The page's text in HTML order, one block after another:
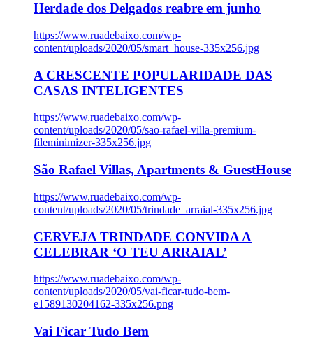
Herdade dos Delgados reabre em junho
https://www.ruadebaixo.com/wp-
content/uploads/2020/05/smart_house-335x256.jpg
A CRESCENTE POPULARIDADE DAS
CASAS INTELIGENTES
https://www.ruadebaixo.com/wp-
content/uploads/2020/05/sao-rafael-villa-premium-
fileminimizer-335x256.jpg
São Rafael Villas, Apartments & GuestHouse
https://www.ruadebaixo.com/wp-
content/uploads/2020/05/trindade_arraial-335x256.jpg
CERVEJA TRINDADE CONVIDA A
CELEBRAR ‘O TEU ARRAIAL’
https://www.ruadebaixo.com/wp-
content/uploads/2020/05/vai-ficar-tudo-bem-
e1589130204162-335x256.png
Vai Ficar Tudo Bem